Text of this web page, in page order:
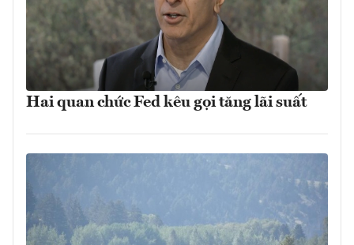
Hai quan chức Fed kêu gọi tăng lãi suất